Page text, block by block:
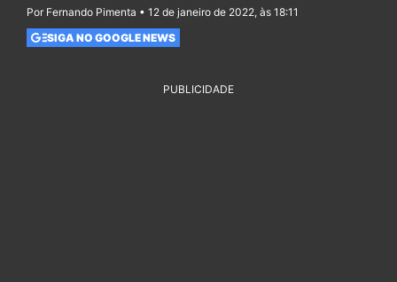
Por Fernando Pimenta • 12 de janeiro de 2022, às 18:11
SIGA NO GOOGLE NEWS
PUBLICIDADE